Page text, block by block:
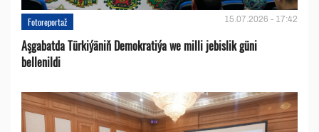
Fotoreportaž 15.07.2026 - 17:42
Aşgabatda Türkiýäniň Demokratiýa we milli jebislik güni
bellenildi